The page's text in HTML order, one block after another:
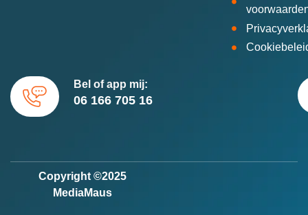
Bel of app mij:
06 166 705 16
Copyright ©2025
MediaMaus